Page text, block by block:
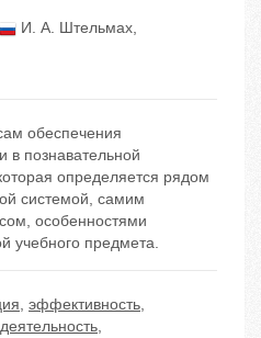
И. А. Штельмах,
обеспечения
в познавательной
определяется рядом
системой, самим
особенностями
учебного предмета.
, эффективность,
,